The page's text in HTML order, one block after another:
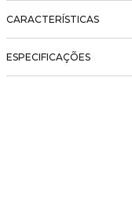
CARACTERÍSTICAS
ESPECIFICAÇÕES